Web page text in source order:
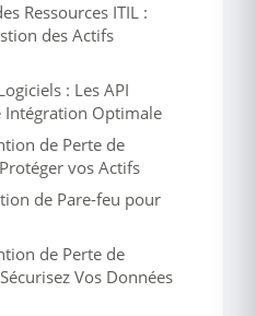
Ressources ITIL :
des Actifs
: Les API
Intégration Optimale
de Perte de
vos Actifs
de Pare-feu pour
de Perte de
Vos Données